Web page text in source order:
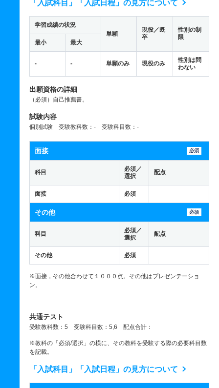
「入試科目」「入試日程」の見方について
学習成績の状況
単願
現役／既
卒
性別の制
限
最小 最大
- - 単願のみ 現役のみ
性別は問
わない
出願資格の詳細
（必須）自己推薦書。
試験内容
個別試験 受験教科数：- 受験科目数：-
面接 必須
科目
必須／
選択
配点
面接 必須
その他 必須
科目
必須／
選択
配点
その他 必須
※面接，その他合わせて１０００点。その他はプレゼンテーショ
ン。
共通テスト
受験教科数：5 受験科目数：5,6 配点合計：
※教科の「必須/選択」の横に、その教科を受験する際の必要科目数
を記載。
「入試科目」「入試日程」の見方について